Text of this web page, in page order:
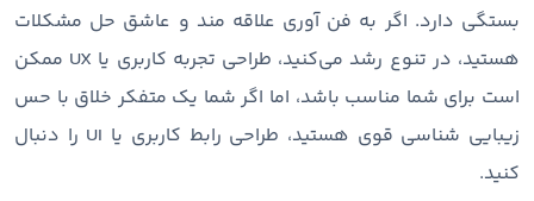
بستگی دارد. اگر به فن آوری علاقه مند و عاشق حل مشکلات
هستید، در تنوع رشد می‌کنید، طراحی تجربه کاربری یا UX ممکن
است برای شما مناسب باشد، اما اگر شما یک متفکر خلاق با حس
زیبایی شناسی قوی هستید، طراحی رابط کاربری یا UI را دنبال
کنید.